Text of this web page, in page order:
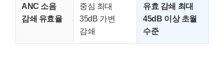
ANC 소음
감쇄 유효율
중심 최대
35dB 가변
감쇄
유효 감쇄 최대
45dB 이상 초월
수준